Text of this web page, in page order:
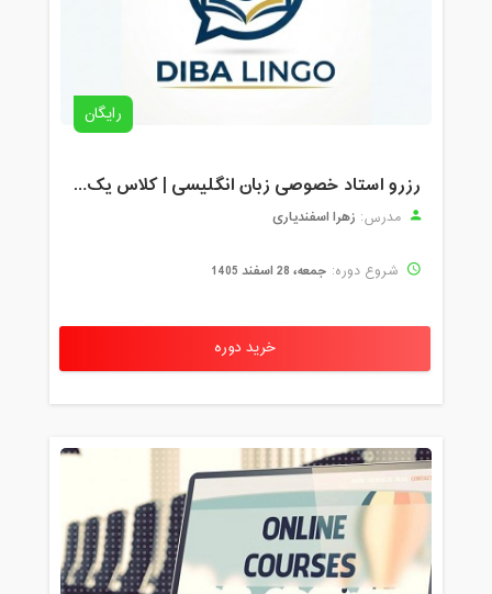
رایگان
رزرو استاد خصوصی زبان انگلیسی | کلاس یک‌نفره با زهرا اسفندیاری + مشاوره رایگان
مدرس: زهرا اسفندیاری
شروع دوره: جمعه، 28 اسفند 1405
خرید دوره